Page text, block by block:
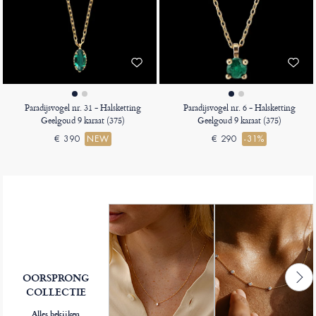
Paradijsvogel nr. 31 - Halsketting
Geelgoud 9 karaat (375)
€ 390 NEW
Paradijsvogel nr. 6 - Halsketting
Geelgoud 9 karaat (375)
€ 290 -31%
OORSPRONG
COLLECTIE
Alles bekijken